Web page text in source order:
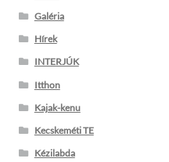
Galéria
Hírek
INTERJÚK
Itthon
Kajak-kenu
Kecskeméti TE
Kézilabda